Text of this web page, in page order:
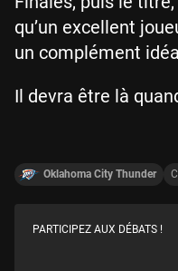
qu’un excellent
un complément
Il devra être là
Oklahoma City Thunder
PARTICIPEZ AUX DÉBATS !